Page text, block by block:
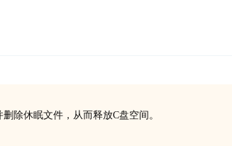
除休眠文件，从而释放C盘空间。